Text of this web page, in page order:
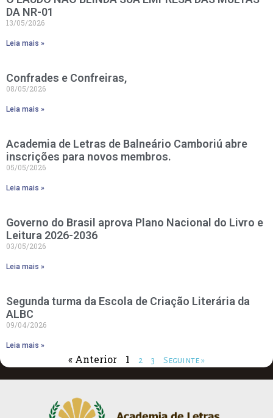
DA NR-01
13/05/2026
Leia mais »
Confrades e Confreiras,
08/05/2026
Leia mais »
Academia de Letras de Balneário Camboriú abre
inscrições para novos membros.
05/05/2026
Leia mais »
Governo do Brasil aprova Plano Nacional do Livro e
Leitura 2026-2036
03/05/2026
Leia mais »
Segunda turma da Escola de Criação Literária da
ALBC
09/04/2026
Leia mais »
« Anterior 1 2 3 Seguinte »